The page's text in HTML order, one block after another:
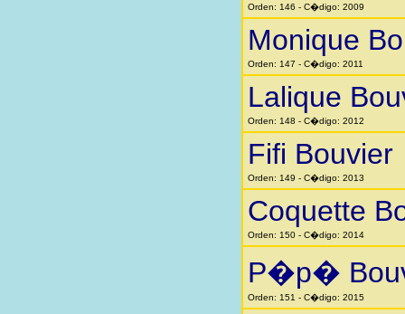
Orden: 146 - C�digo: 2009
Monique
Orden: 147 - C�digo: 2011
Lalique
Orden: 148 - C�digo: 2012
Fifi Bouvier
Orden: 149 - C�digo: 2013
Coquette
Orden: 150 - C�digo: 2014
P�p�
Orden: 151 - C�digo: 2015